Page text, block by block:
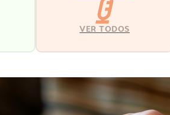
VER TODOS